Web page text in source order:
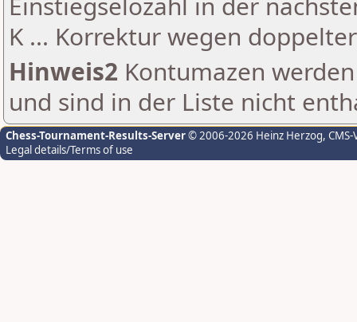
K ... Korrektur wegen
Hinweis2 Kontumazen
und sind in der Liste nicht
Chess-Tournament-Results-Server© 2006-2026 Heinz Herzog,
Legal details/Terms of use